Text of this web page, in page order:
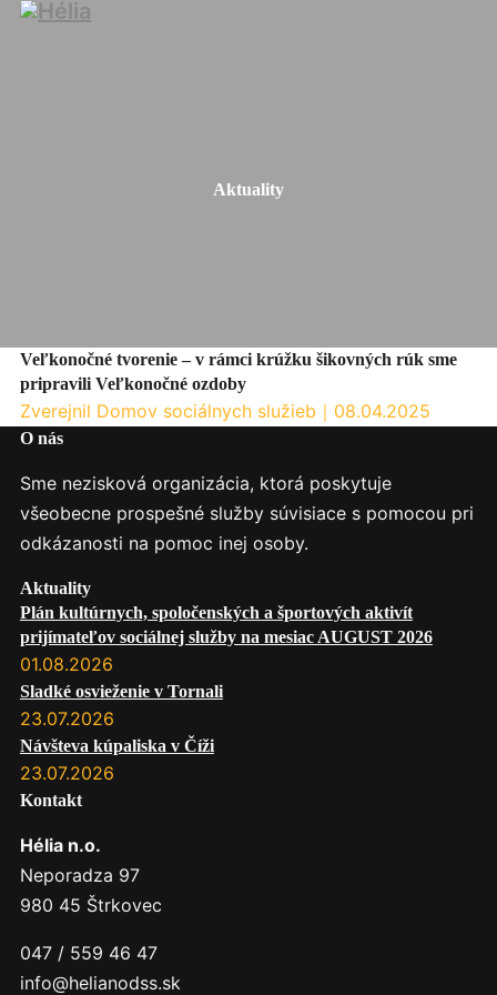
Aktuality
Veľkonočné tvorenie – v rámci krúžku šikovných rúk sme
pripravili Veľkonočné ozdoby
Zverejnil Domov sociálnych služieb ｜ 08.04.2025
O nás
Sme nezisková organizácia, ktorá poskytuje
všeobecne prospešné služby súvisiace s pomocou pri
odkázanosti na pomoc inej osoby.
Aktuality
Plán kultúrnych, spoločenských a športových aktivít
prijímateľov sociálnej služby na mesiac AUGUST 2026
01.08.2026
Sladké osvieženie v Tornali
23.07.2026
Návšteva kúpaliska v Číži
23.07.2026
Kontakt
Hélia n.o.
Neporadza 97
980 45 Štrkovec
047 / 559 46 47
info@helianodss.sk